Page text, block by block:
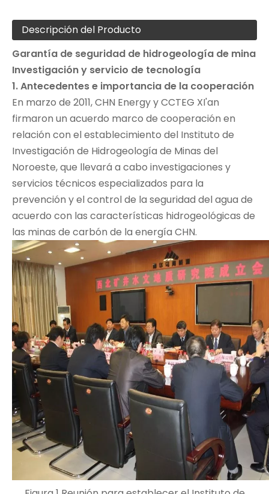
Descripción del Producto
Garantía de seguridad de hidrogeología de mina
Investigación y servicio de tecnología
1. Antecedentes e importancia de la cooperación
En marzo de 2011, CHN Energy y CCTEG XI'an
firmaron un acuerdo marco de cooperación en
relación con el establecimiento del Instituto de
Investigación de Hidrogeología de Minas del
Noroeste, que llevará a cabo investigaciones y
servicios técnicos especializados para la
prevención y el control de la seguridad del agua de
acuerdo con las características hidrogeológicas de
las minas de carbón de la energía CHN.